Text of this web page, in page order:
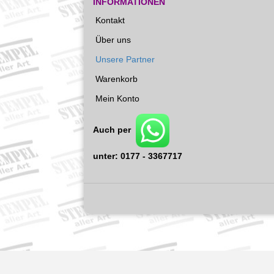
Kontakt
Über uns
Unsere Partner
Warenkorb
Mein Konto
Auch per
unter: 0177 - 3367717